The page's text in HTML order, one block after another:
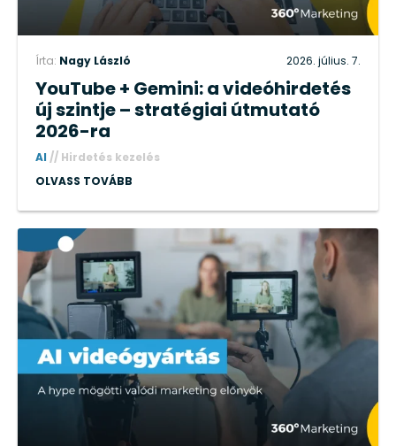
Írta: Nagy László 2026. július. 7.
YouTube + Gemini: a videóhirdetés
új szintje – stratégiai útmutató
2026-ra
AI // Hirdetés kezelés
OLVASS TOVÁBB